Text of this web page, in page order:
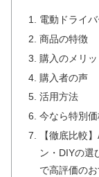
電動ドライ
商品の特徴
購入のメリッ
購入者の声
活用方法
今なら特別価
【徹底比較
ン・DIYの選
で高評価の